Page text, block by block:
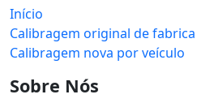
Início
Calibragem original de
Calibragem nova por veículo
Sobre Nós